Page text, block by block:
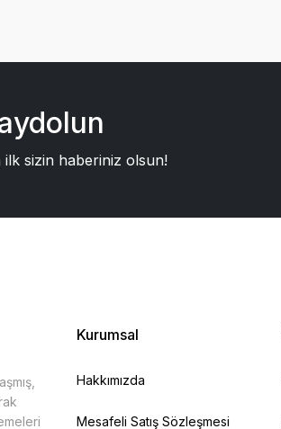
ilk sizin haberiniz olsun!
Kurumsal
Hakkımızda
Mesafeli Satış Sözleşmesi